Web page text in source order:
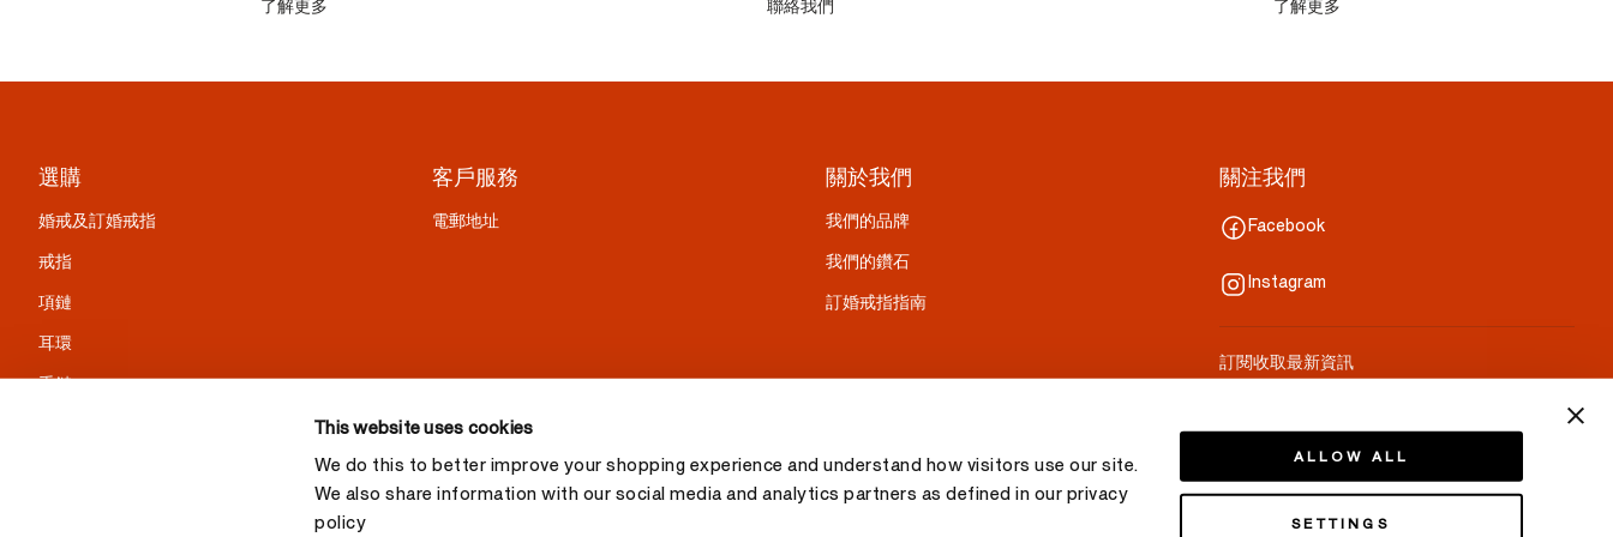
This website uses cookies
We do this to better improve your shopping experience and understand how visitors use our site.
We also share information with our social media and analytics partners as defined in our privacy
policy
ALLOW ALL
SETTINGS
了解更多 聯絡我們 了解更多
選購
婚戒及訂婚戒指
戒指
項鏈
耳環
手鏈
客戶服務
電郵地址
關於我們
我們的品牌
我們的鑽石
訂婚戒指指南
關注我們
Facebook
Instagram
訂閱收取最新資訊
你的郵件